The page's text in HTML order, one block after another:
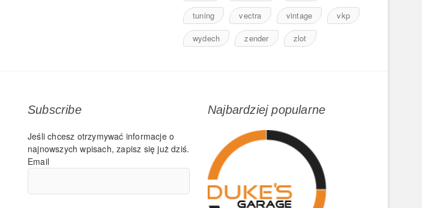
tuning
vectra vintage
vkp
wydech
zender zlot
Subscribe
Jeśli chcesz otrzymywać informacje o
najnowszych wpisach, zapisz się już dziś.
Email
Najbardziej popularne